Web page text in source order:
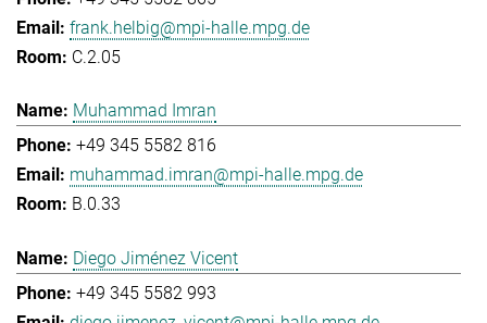
frank.helbig@mpi-halle.mpg.de
C.2.05
Muhammad Imran
+49 345 5582 816
muhammad.imran@mpi-halle.mpg.de
B.0.33
Diego Jiménez Vicent
+49 345 5582 993